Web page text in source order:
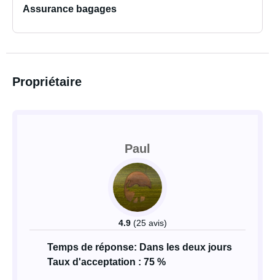
Assurance bagages
Propriétaire
Paul
4.9 (25 avis)
Temps de réponse: Dans les deux jours
Taux d'acceptation : 75 %